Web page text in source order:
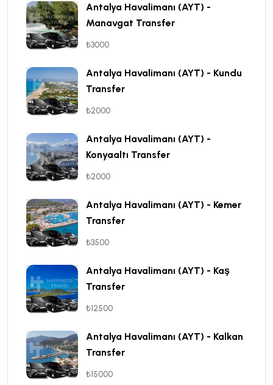
Antalya Havalimanı (AYT) -
Manavgat Transfer
₺3000
Antalya Havalimanı (AYT) - Kundu
Transfer
₺2000
Antalya Havalimanı (AYT) -
Konyaaltı Transfer
₺2000
Antalya Havalimanı (AYT) - Kemer
Transfer
₺3500
Antalya Havalimanı (AYT) - Kaş
Transfer
₺12500
Antalya Havalimanı (AYT) - Kalkan
Transfer
₺15000